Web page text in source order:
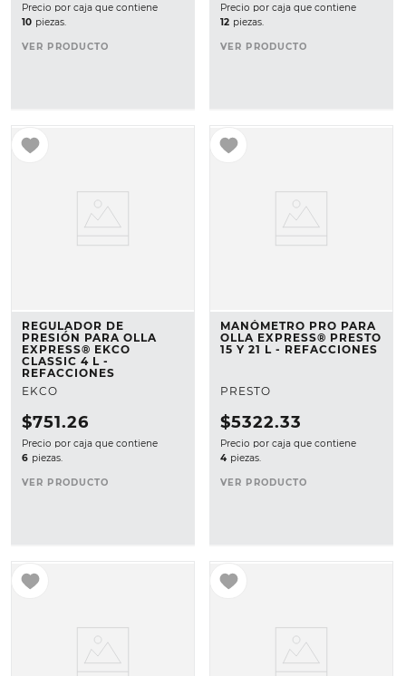
Precio por caja que contiene
10 piezas.
VER PRODUCTO
Precio por caja que contiene
12 piezas.
VER PRODUCTO
REGULADOR DE
PRESIÓN PARA OLLA
EXPRESS® EKCO
CLASSIC 4 L -
REFACCIONES
EKCO
$751.26
Precio por caja que contiene
6 piezas.
VER PRODUCTO
MANÓMETRO PRO PARA
OLLA EXPRESS® PRESTO
15 Y 21 L - REFACCIONES
PRESTO
$5322.33
Precio por caja que contiene
4 piezas.
VER PRODUCTO